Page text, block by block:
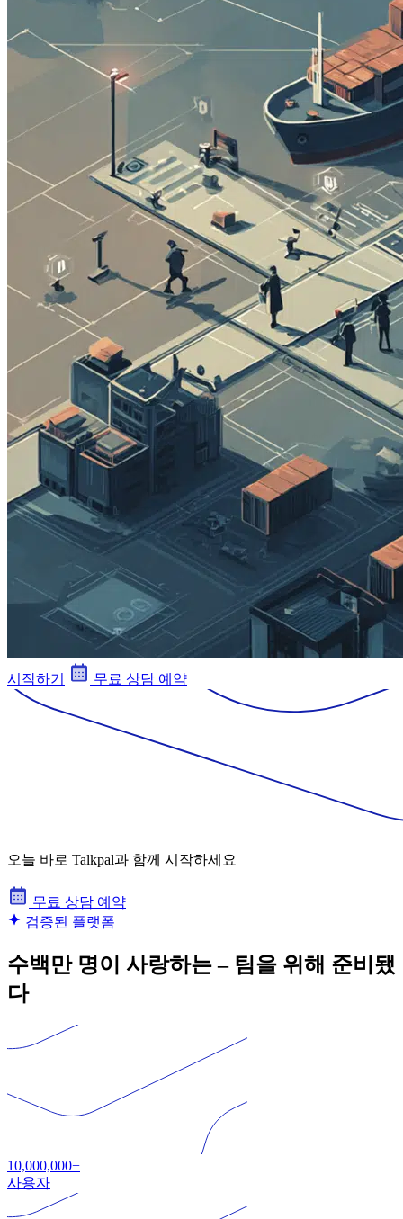
시작하기 무료 상담 예약
오늘 바로 Talkpal과 함께 시작하세요
무료 상담 예약
검증된 플랫폼
수백만 명이 사랑하는 – 팀을 위해 준비됐
다
10,000,000+
사용자